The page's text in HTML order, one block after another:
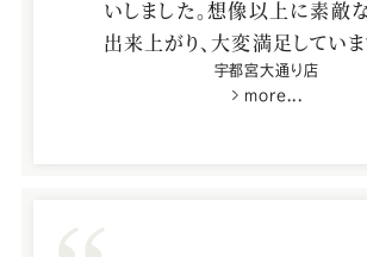
いしました。想像以上に素敵
出来上がり、大変満足していま
ッフの方もとても丁寧に説明
さり、コーディネートの相談にも
宇都宮大通り店
more...